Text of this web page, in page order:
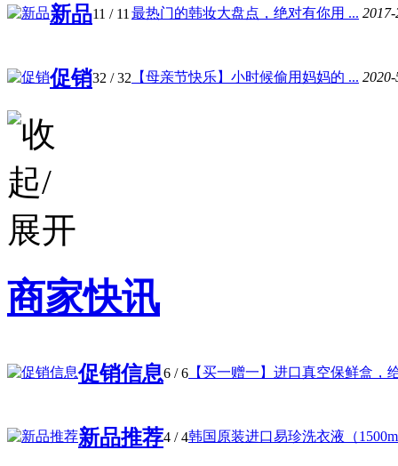
新品11 / 11最热门的韩妆大盘点，绝对有你用 ...
促销32 / 32 【母亲节快乐】小时候偷用妈妈的 ...
商家快讯
促销信息6 / 6 【买一赠一】进口真空保鲜盒，
新品推荐4 / 4韩国原装进口易珍洗衣液（